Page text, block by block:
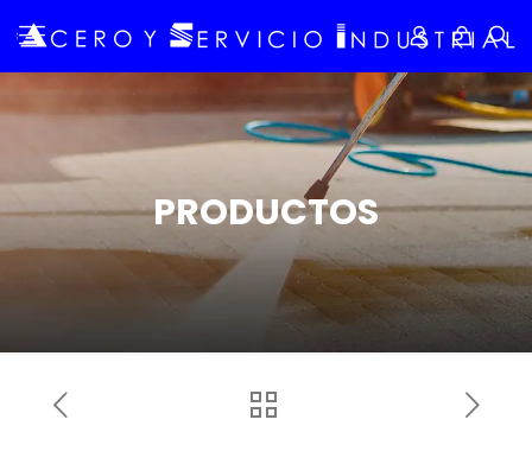
PRODUCTOS